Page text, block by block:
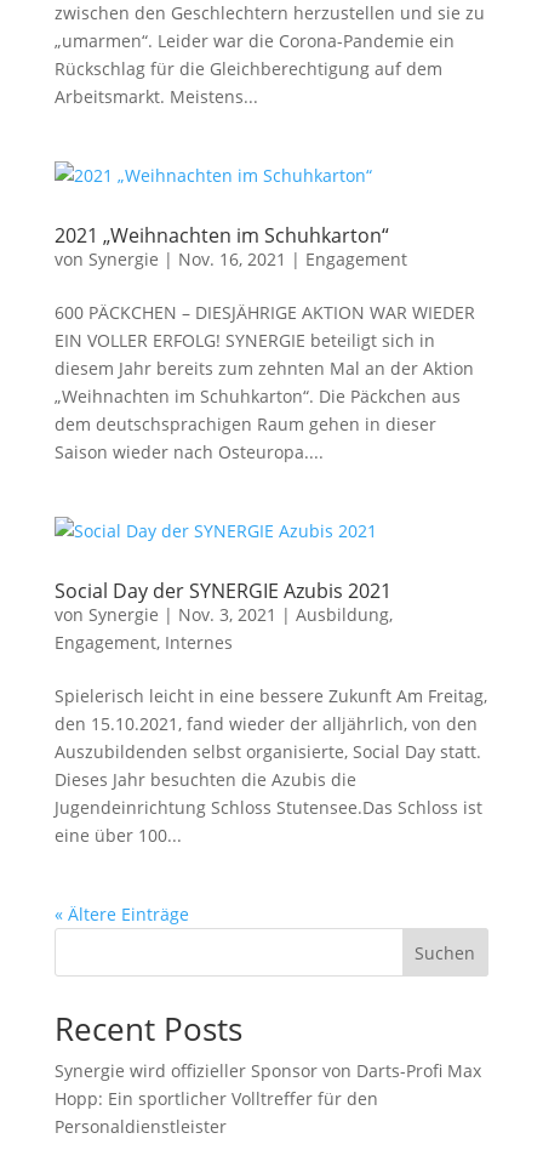
zwischen den Geschlechtern herzustellen und sie zu
„umarmen“. Leider war die Corona-Pandemie ein
Rückschlag für die Gleichberechtigung auf dem
Arbeitsmarkt. Meistens...
2021 „Weihnachten im Schuhkarton“
von Synergie | Nov. 16, 2021 | Engagement
600 PÄCKCHEN – DIESJÄHRIGE AKTION WAR WIEDER
EIN VOLLER ERFOLG! SYNERGIE beteiligt sich in
diesem Jahr bereits zum zehnten Mal an der Aktion
„Weihnachten im Schuhkarton“. Die Päckchen aus
dem deutschsprachigen Raum gehen in dieser
Saison wieder nach Osteuropa....
Social Day der SYNERGIE Azubis 2021
von Synergie | Nov. 3, 2021 | Ausbildung,
Engagement, Internes
Spielerisch leicht in eine bessere Zukunft Am Freitag,
den 15.10.2021, fand wieder der alljährlich, von den
Auszubildenden selbst organisierte, Social Day statt.
Dieses Jahr besuchten die Azubis die
Jugendeinrichtung Schloss Stutensee.Das Schloss ist
eine über 100...
« Ältere Einträge
Suchen
Recent Posts
Synergie wird offizieller Sponsor von Darts-Profi Max
Hopp: Ein sportlicher Volltreffer für den
Personaldienstleister